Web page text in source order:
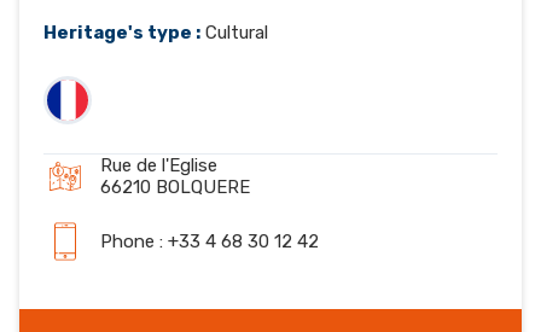
Heritage's type : Cultural
Rue de l'Eglise
66210 BOLQUERE
Phone : +33 4 68 30 12 42